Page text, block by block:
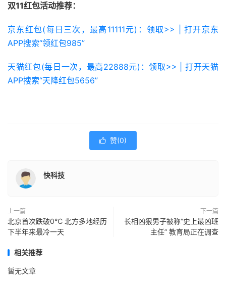
双11红包活动推荐：
京东红包(每日三次，最高11111元)：领取>> | 打开京东
APP搜索“领红包985”
天猫红包(每日一次，最高22888元)：领取>> | 打开天猫
APP搜索“天降红包5656”
 赞(0)
快科技
上一篇
北京首次跌破0℃ 北方多地经历
下半年来最冷一天
下一篇
长相凶狠男子被称“史上最凶班
主任” 教育局正在调查
相关推荐
暂无文章